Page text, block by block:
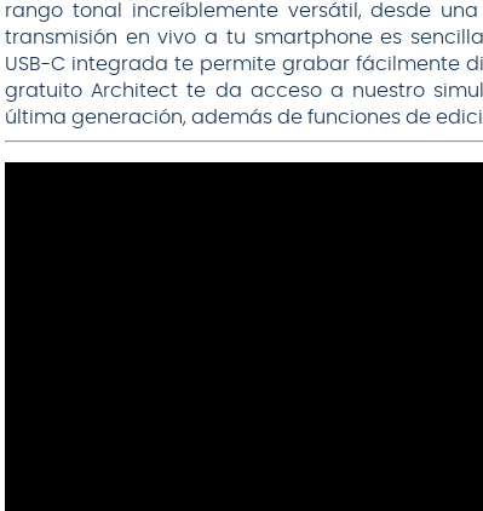
rango tonal increíblemente versátil, desde
transmisión en vivo a tu smartphone es
USB-C integrada te permite grabar fácilmente
gratuito Architect te da acceso a nuestro
última generación, además de funciones de